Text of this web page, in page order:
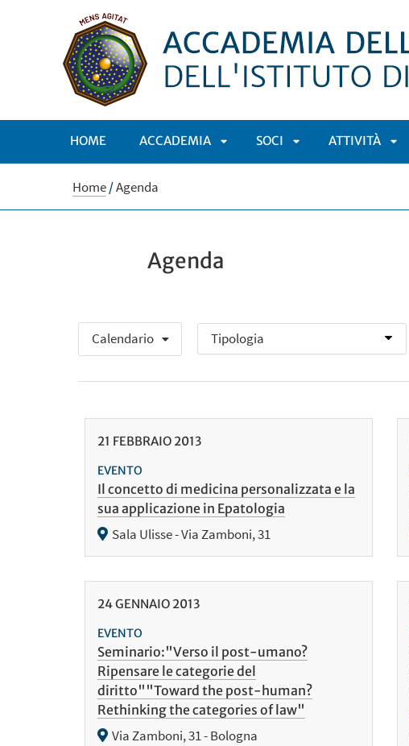
HOME ACCADEMIA SOCI ATTIVITÀ
Home/Agenda
Agenda
Calendario
21 FEBBRAIO 2013
EVENTO
Il concetto di medicina personalizzata e la
sua applicazione in Epatologia
Sala Ulisse - Via Zamboni, 31
24GENNAIO 2013
EVENTO
Seminario:"Verso il post-umano?
Ripensare le categorie del
diritto""Toward the post-human?
Rethinking the categories of law"
Via Zamboni, 31 - Bologna